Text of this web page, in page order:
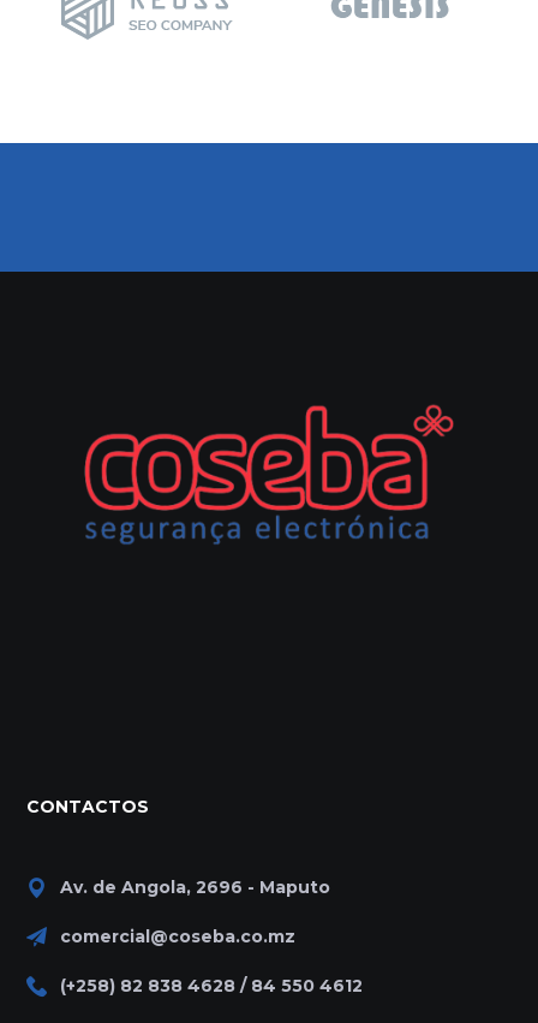
CONTACTOS
Av. de Angola, 2696 - Maputo
comercial@coseba.co.mz
(+258) 82 838 4628 / 84 550 4612